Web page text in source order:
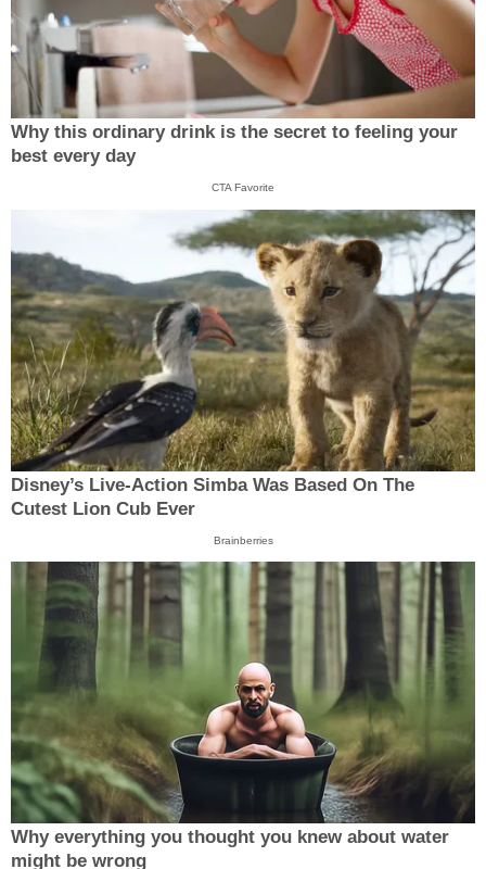
Why this ordinary drink is the secret to feeling your
best every day
CTA Favorite
Disney’s Live-Action Simba Was Based On The
Cutest Lion Cub Ever
Brainberries
Why everything you thought you knew about water
might be wrong